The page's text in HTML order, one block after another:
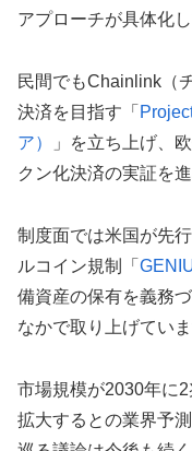
アプローチが具体化し
民間でもChainlink（
決済を目指す「
ア）
」を立ち上げ、
クン化決済の実証を
制度面では米国が先
ルコイン規制「
備資産の保有を義務
なかで取り上げていま
市場規模が2030年に
拡大するとの業界予